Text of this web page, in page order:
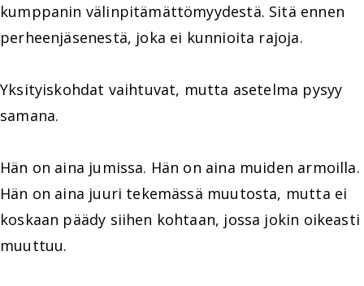
kumppanin välinpitämättömyydestä. Sitä ennen
perheenjäsenestä, joka ei kunnioita rajoja.
Yksityiskohdat vaihtuvat, mutta asetelma pysyy
samana.
Hän on aina jumissa. Hän on aina muiden armoilla.
Hän on aina juuri tekemässä muutosta, mutta ei
koskaan päädy siihen kohtaan, jossa jokin oikeasti
muuttuu.